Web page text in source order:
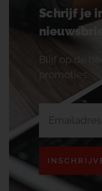
Schrijf je
nieuwsbrief
Blijf op de
promoties.